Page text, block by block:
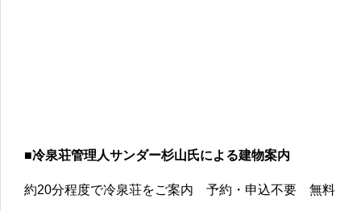
■冷泉荘管理人サンダー杉山氏による建物案内
約20分程度で冷泉荘をご案内 予約・申込不要 無料